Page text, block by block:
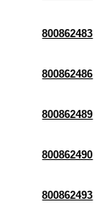
800862483
800862486
800862489
800862490
800862493